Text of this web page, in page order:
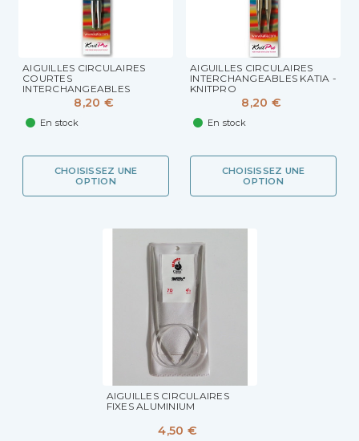
AIGUILLES CIRCULAIRES
COURTES
INTERCHANGEABLES
8,20 €
En stock
CHOISISSEZ UNE
OPTION
AIGUILLES CIRCULAIRES
INTERCHANGEABLES KATIA -
KNITPRO
8,20 €
En stock
CHOISISSEZ UNE
OPTION
AIGUILLES CIRCULAIRES
FIXES ALUMINIUM
4,50 €